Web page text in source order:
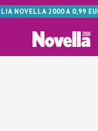
NOVELLA 2000 A 0,99